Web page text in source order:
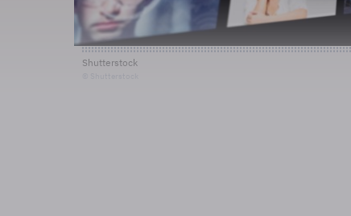
Shutterstock